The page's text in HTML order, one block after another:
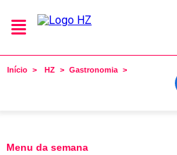
Início HZ Gastronomia
Menu da semana